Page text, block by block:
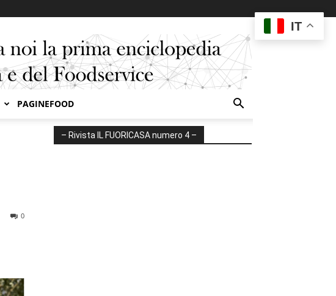
PAGINEFOOD
0
– Rivista IL FUORICASA numero 4 –
IT